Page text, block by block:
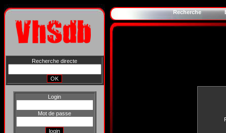
Recherche directe
Login
Mot de passe
Recherche